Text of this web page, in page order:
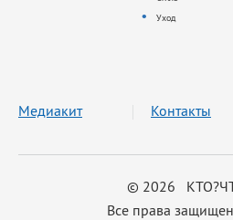
Уход
© 2026
Все права
Медиакит Контакты